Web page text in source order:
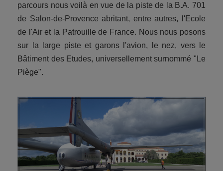
parcours nous voilà en vue de la piste de la B.A. 701
de Salon-de-Provence abritant, entre autres, l'Ecole
de l'Air et la Patrouille de France. Nous nous posons
sur la large piste et garons l'avion, le nez, vers le
Bâtiment des Etudes, universellement surnommé "Le
Piège".